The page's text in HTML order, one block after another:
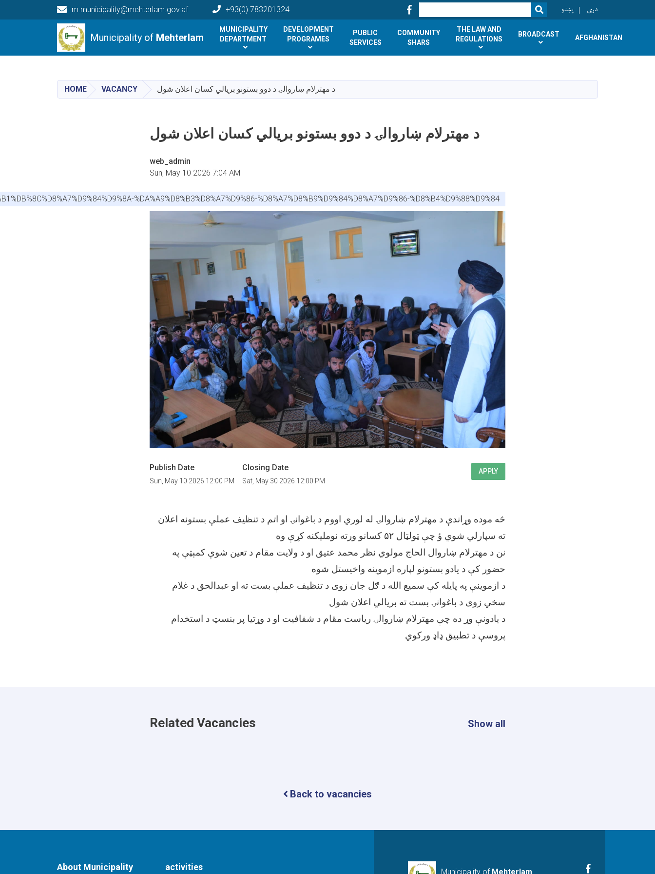
main
content
Municipality of Mehterlam
m.municipality@mehterlam.gov.af +93(0) 783201324 Facebook
Search SEARCH
پښتو دری
Main navigation
Mehterlam
MUNICIPALITY
DEPARTMENT
DEVELOPMENT
PROGRAMES
PUBLIC
SERVICES
COMMUNITY
SHARS
THE LAW AND
REGULATIONS
BROADCAST AFGHANISTAN
HOME VACANCY د مهترلام ښاروالۍ د دوو بستونو بریالي کسان اعلان شول
د مهترلام ښاروالۍ د دوو بستونو بریالي کسان اعلان شول
web_admin
Sun, May 10 2026 7:04 AM
%DA%A9%D8%B3%D8%A7%D9%86-%D8%A7%D8%B9%D9%84%D8%A7%D9%86-%D8%B4%D9%88%D9%84
Publish Date
Sun, May 10 2026 12:00 PM
Closing Date
Sat, May 30 2026 12:00 PM
APPLY
څه موده وړاندې د مهترلام ښاروالۍ له لوري اووم د باغوانۍ او اتم د تنظیف عملې بستونه اعلان
ته سپارلي شوي ؤ چې ټولټال ۵۲ کسانو ورته نوملیکنه کړې وه
نن د مهترلام ښاروال الحاج مولوي نظر محمد عتیق او د ولایت مقام د تعین شوې کمېټې په
حضور کې د یادو بستونو لپاره ازموینه واخیستل شوه
د ازموینې په پایله کې سمیع الله د ګل جان زوی د تنظیف عملې بست ته او عبدالحق د غلام
سخي زوی د باغوانۍ بست ته بریالي اعلان شول
د یادونې وړ ده چې مهترلام ښاروالۍ ریاست مقام د شفافیت او د وړتیا پر بنسټ د استخدام
پروسې د تطبیق ډاډ ورکوي
Related Vacancies Show all
Back to vacancies
About Municipality activities Municipality of Mehterlam
Facebook